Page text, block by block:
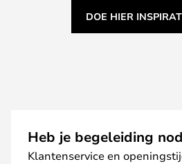
DOE HIER
Heb je begeleiding
Klantenservice en